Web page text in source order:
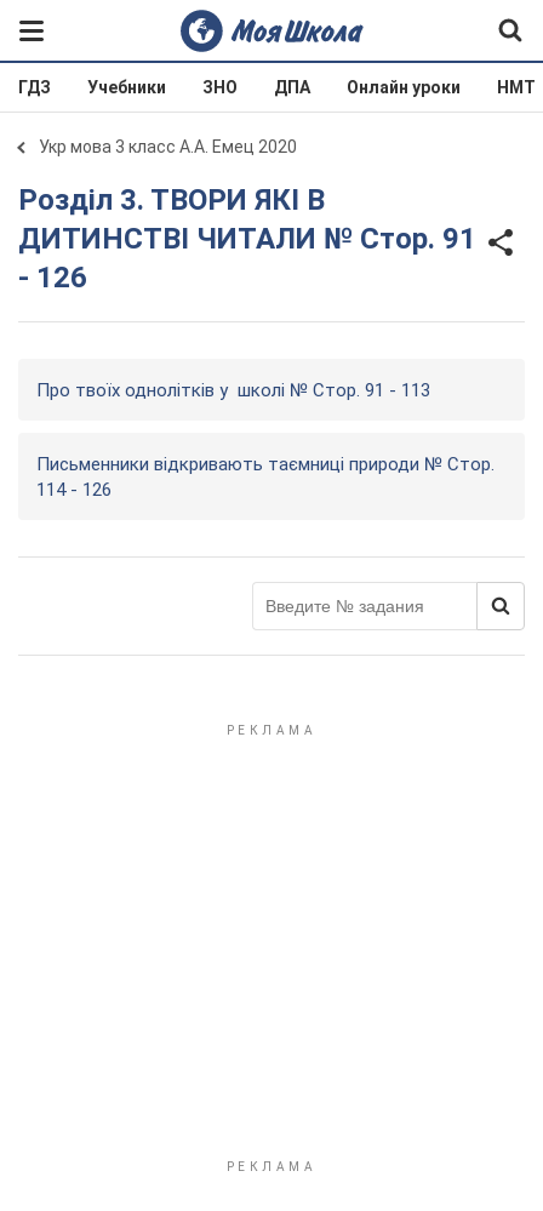
ГДЗ Учебники ЗНО ДПА Онлайн уроки НМТ
Укр мова 3 класс А.А. Емец 2020
Розділ 3. ТВОРИ ЯКІ В
ДИТИНСТВІ ЧИТАЛИ № Стор. 91
- 126
Про твоїх однолітків у школі № Стор. 91 - 113
Письменники відкривають таємниці природи № Стор.
114 - 126